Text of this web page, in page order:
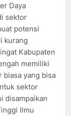
Daya
sektor
potensi
kurang
Kabupaten
memiliki
biasa yang bisa
sektor
disampaikan
Ilmu